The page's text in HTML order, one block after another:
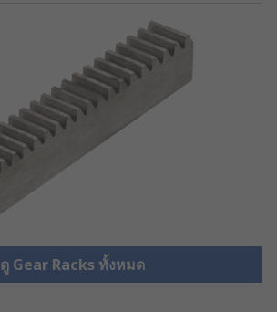
ดู Gear Racks ทั้งหมด